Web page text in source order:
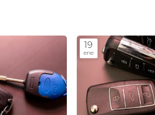
19
ene